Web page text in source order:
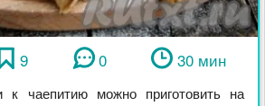
9 0 30 мин
к чаепитию можно приготовить на